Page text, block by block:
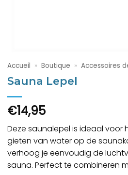
Accueil » Boutique » Accessoires
Sauna Lepel
€14,95
Deze saunalepel is ideaal voor
gieten van water op de
verhoog je eenvoudig de
sauna. Perfect te combineren